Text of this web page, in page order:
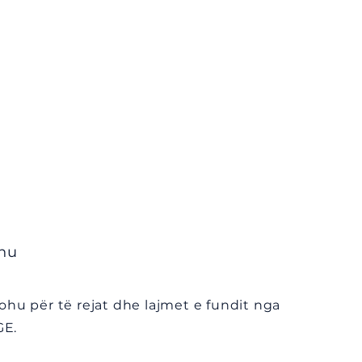
për të rejat dhe lajmet e fundit nga